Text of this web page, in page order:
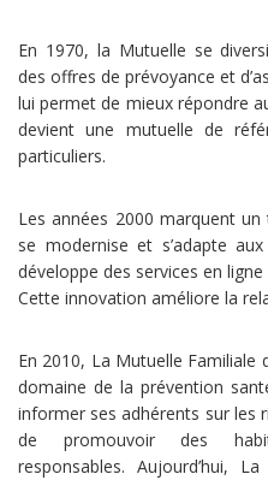
En 1970, la Mutuelle se
des offres de prévoyance et
lui permet de mieux répondre
devient une mutuelle de
particuliers.
Les années 2000 marquent
se modernise et s’adapte
développe des services en
Cette innovation améliore la
En 2010, La Mutuelle Familiale
domaine de la prévention
informer ses adhérents sur les
de promouvoir des
responsables. Aujourd’hui,